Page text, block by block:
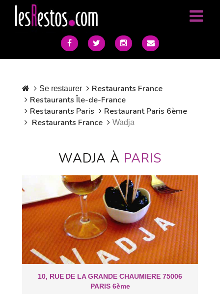
Se restaurer
Restaurants France
Restaurants Île-de-France
Restaurants Paris
Restaurant Paris 6ème
Restaurants France
Wadja
WADJA À PARIS
10, RUE DE LA GRANDE CHAUMIERE 75006
PARIS 6ème